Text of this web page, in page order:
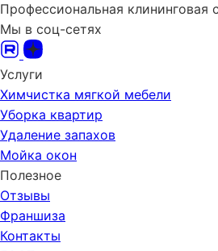
Профессиональная
Мы в соц-сетях
Услуги
Химчистка мягкой мебели
Уборка квартир
Удаление запахов
Мойка окон
Полезное
Отзывы
Франшиза
Контакты